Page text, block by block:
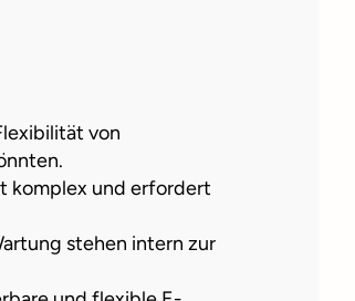
von
komplex und erfordert
stehen intern zur